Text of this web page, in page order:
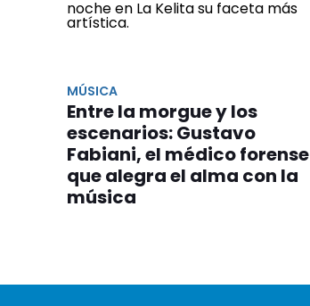
MÚSICA
Entre la morgue y los
escenarios: Gustavo
Fabiani, el médico forense
que alegra el alma con la
música